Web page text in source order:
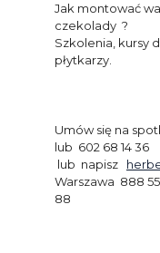
Jak montować
czekolady ?
Szkolenia, kursy
płytkarzy.
Umów się na
lub 602 68 14 36
lub napisz
Warszawa 888
88